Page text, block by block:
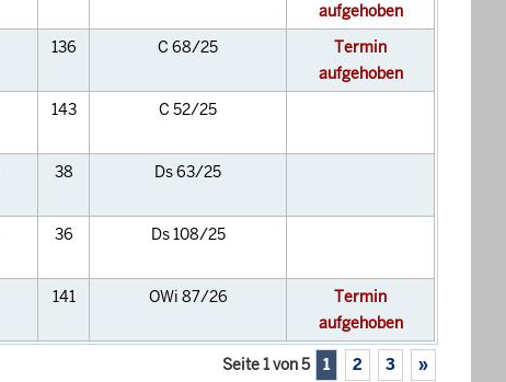
aufgehoben
136 C 68/25
Termin
aufgehoben
143 C 52/25
38 Ds 63/25
36 Ds 108/25
141 OWi 87/26
Termin
aufgehoben
Seite 1 von 5 1 2 3 »